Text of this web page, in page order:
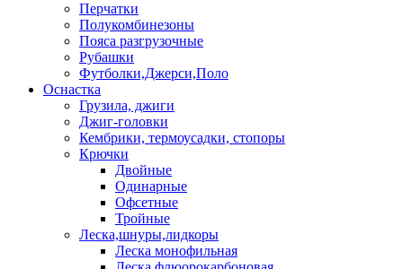
Перчатки
Полукомбинезоны
Пояса разгрузочные
Рубашки
Футболки,Джерси,Поло
Оснастка
Грузила, джиги
Джиг-головки
Кембрики, термоусадки, стопоры
Крючки
Двойные
Одинарные
Офсетные
Тройные
Леска,шнуры,лидкоры
Леска монофильная